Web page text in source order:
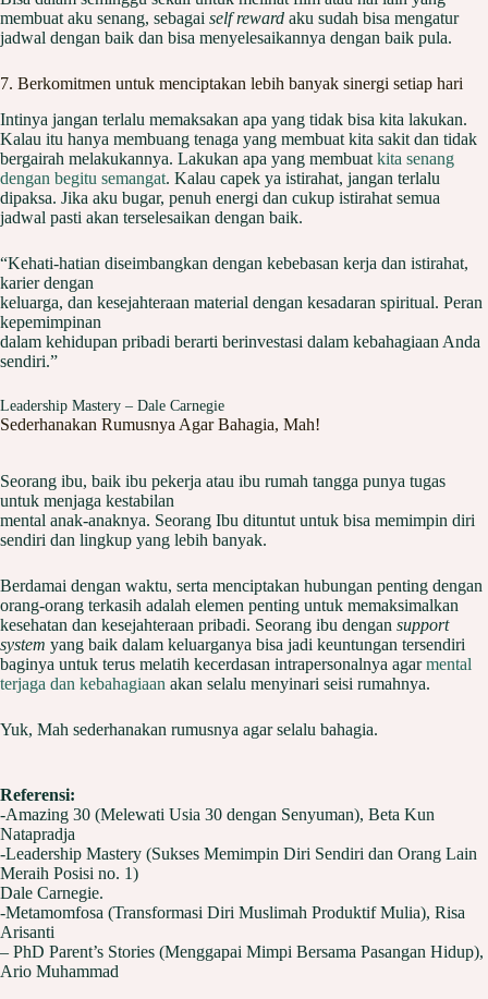
membuat aku senang, sebagai self reward aku sudah bisa mengatur
jadwal dengan baik dan bisa menyelesaikannya dengan baik pula.
7. Berkomitmen untuk menciptakan lebih banyak sinergi setiap hari
Intinya jangan terlalu memaksakan apa yang tidak bisa kita lakukan.
Kalau itu hanya membuang tenaga yang membuat kita sakit dan tidak
bergairah melakukannya. Lakukan apa yang membuat kita senang
dengan begitu semangat. Kalau capek ya istirahat, jangan terlalu
dipaksa. Jika aku bugar, penuh energi dan cukup istirahat semua
jadwal pasti akan terselesaikan dengan baik.
“Kehati-hatian diseimbangkan dengan kebebasan kerja dan istirahat,
karier dengan
keluarga, dan kesejahteraan material dengan kesadaran spiritual. Peran
kepemimpinan
dalam kehidupan pribadi berarti berinvestasi dalam kebahagiaan Anda
sendiri.”
Leadership Mastery – Dale Carnegie
Sederhanakan Rumusnya Agar Bahagia, Mah!
Seorang ibu, baik ibu pekerja atau ibu rumah tangga punya tugas
untuk menjaga kestabilan
mental anak-anaknya. Seorang Ibu dituntut untuk bisa memimpin diri
sendiri dan lingkup yang lebih banyak.
Berdamai dengan waktu, serta menciptakan hubungan penting dengan
orang-orang terkasih adalah elemen penting untuk memaksimalkan
kesehatan dan kesejahteraan pribadi. Seorang ibu dengan support
system yang baik dalam keluarganya bisa jadi keuntungan tersendiri
baginya untuk terus melatih kecerdasan intrapersonalnya agarmental
terjaga dan kebahagiaan akan selalu menyinari seisi rumahnya.
Yuk, Mah sederhanakan rumusnya agar selalu bahagia.
Referensi:
-Amazing 30 (Melewati Usia 30 dengan Senyuman), Beta Kun
Natapradja
-Leadership Mastery (Sukses Memimpin Diri Sendiri dan Orang Lain
Meraih Posisi no. 1)
Dale Carnegie.
-Metamomfosa (Transformasi Diri Muslimah Produktif Mulia), Risa
Arisanti
– PhD Parent’s Stories (Menggapai Mimpi Bersama Pasangan Hidup),
Ario Muhammad